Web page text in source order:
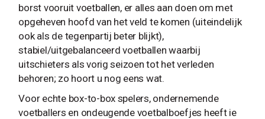
borst vooruit voetballen, er alles aan doen om met
opgeheven hoofd van het veld te komen (uiteindelijk
ook als de tegenpartij beter blijkt),
stabiel/uitgebalanceerd voetballen waarbij
uitschieters als vorig seizoen tot het verleden
behoren; zo hoort u nog eens wat.
Voor echte box-to-box spelers, ondernemende
voetballers en ondeugende voetbalboefjes heeft ie